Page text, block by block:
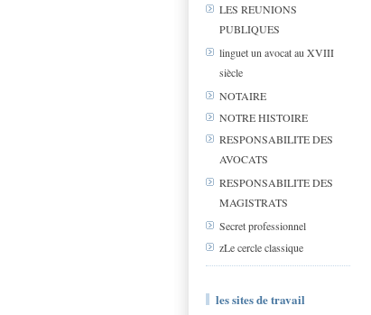
LES REUNIONS
PUBLIQUES
linguet un avocat au XVIII
siècle
NOTAIRE
NOTRE HISTOIRE
RESPONSABILITE DES
AVOCATS
RESPONSABILITE DES
MAGISTRATS
Secret professionnel
zLe cercle classique
les sites de travail